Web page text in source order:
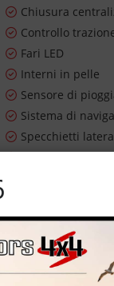
Chiusura
Controllo
Fari LED
Interni in pelle
Sensore di
Sistema di
Specchietti